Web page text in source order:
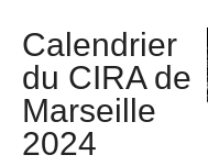
Calendrier
du CIRA de
Marseille
2024